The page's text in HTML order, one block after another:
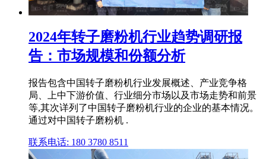
2024年转子磨粉机行业趋势调研报
告：市场规模和份额分析
报告包含中国转子磨粉机行业发展概述、产业竞争格
局、上中下游价值、行业细分市场以及市场走势和前景
等,其次详列了中国转子磨粉机行业的企业的基本情况。
通过对中国转子磨粉机 .
联系电话: 180 3780 8511